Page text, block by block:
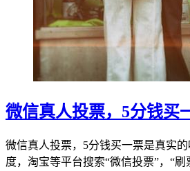
微信真人投票，5分钱买
微信真人投票，5分钱买一票是真实
度，淘宝等平台搜索“微信投票”，“